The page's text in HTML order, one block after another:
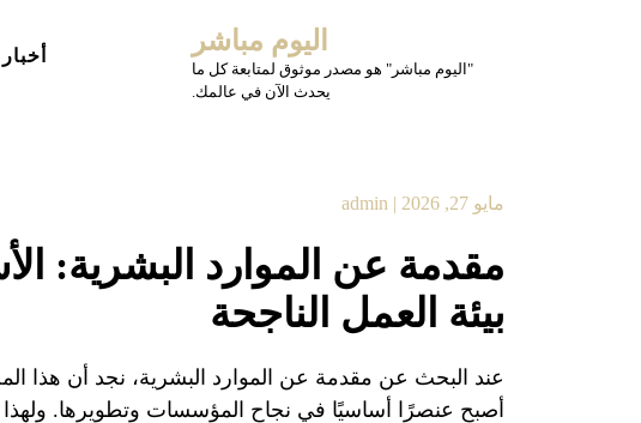
اليوم مباشر
"اليوم مباشر" هو مصدر موثوق لمتابعة كل ما
يحدث الآن في عالمك.
مايو 27, 2026 |
admin
مقدمة عن الموارد البشرية:
بيئة العمل الناجحة
عند البحث عن مقدمة عن الموارد البشرية، نجد أن هذا
أصبح عنصرًا أساسيًا في نجاح المؤسسات وتطويرها. ولهذا